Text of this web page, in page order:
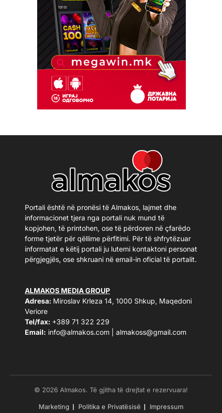
Portali është në pronësi të Almakos, lajmet dhe
informacionet tjera nga portali nuk mund të
kopjohen, të printohen, ose të përdoren në çfarëdo
forme tjetër për qëllime përfitimi. Për të shfrytëzuar
informatat e këtij portali ju lutemi kontaktoni personat
përgjegjës, ose shkruani në email-in oficial të portalit.
ALMAKOS MEDIA GROUP
Adresa: Miroslav Krleza 14, 1000 Shkup, Maqedoni
Veriore
Tel/fax: +389 71 322 229
Email: info@almakos.com almakoss@gmail.com
© 2026 Almakos. Të gjitha të drejtat e rezervuara!
Marketing Politika e Privatësisë Impressum